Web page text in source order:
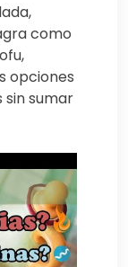
como
opciones
sumar